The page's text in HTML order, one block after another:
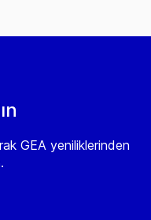
GEA yeniliklerinden